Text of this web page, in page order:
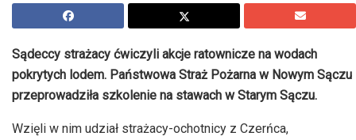
Sądeccy strażacy ćwiczyli akcje ratownicze na wodach
pokrytych lodem. Państwowa Straż Pożarna w Nowym Sączu
przeprowadziła szkolenie na stawach w Starym Sączu.
Wzięli w nim udział strażacy-ochotnicy z Czerńca,